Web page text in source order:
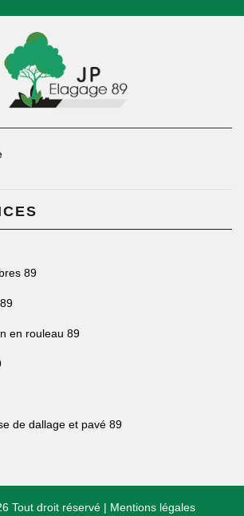
89
en rouleau 89
de dallage et pavé 89
Tout droit réservé | Mentions légales